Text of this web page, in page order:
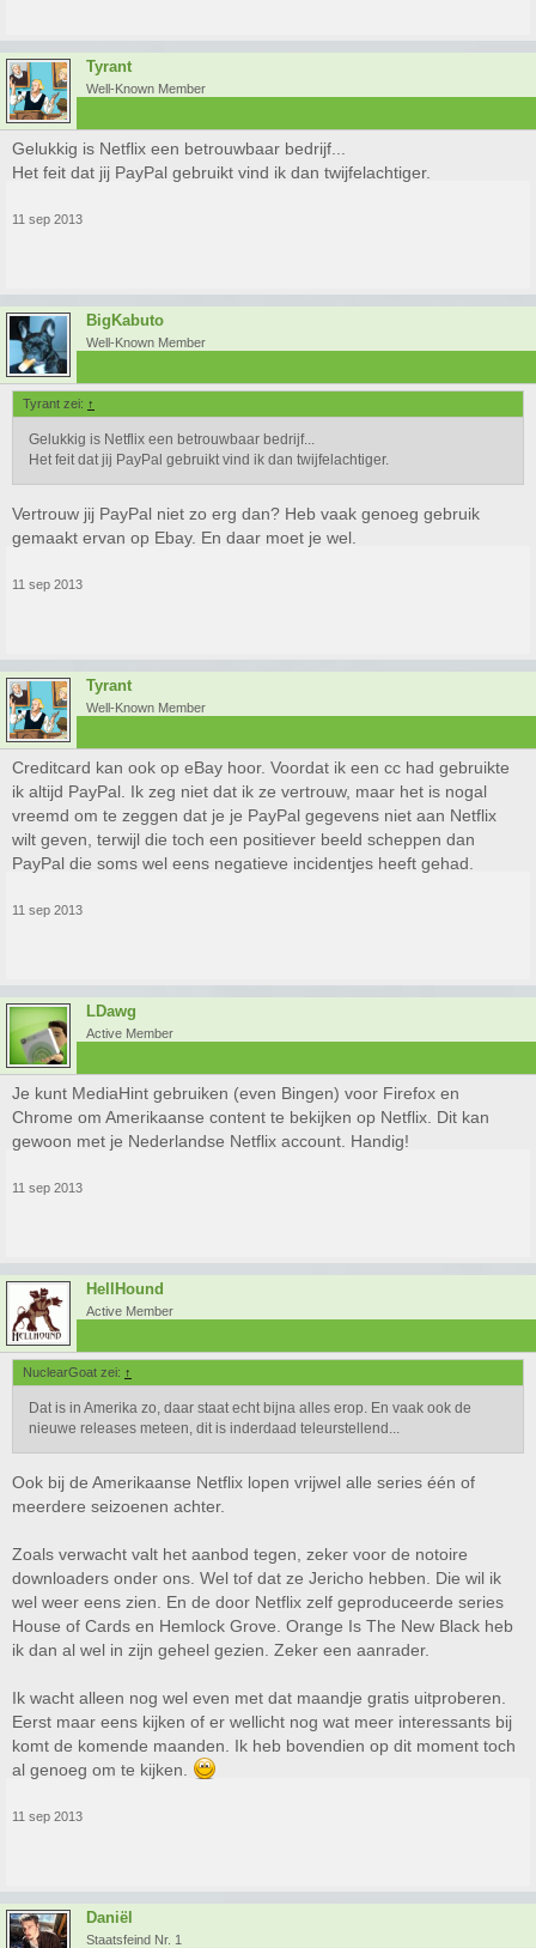
Tyrant
Well-Known Member
Gelukkig is Netflix een betrouwbaar bedrijf...
Het feit dat jij PayPal gebruikt vind ik dan twijfelachtiger.
11 sep 2013
BigKabuto
Well-Known Member
Tyrant zei: ↑
Gelukkig is Netflix een betrouwbaar bedrijf...
Het feit dat jij PayPal gebruikt vind ik dan twijfelachtiger.
Vertrouw jij PayPal niet zo erg dan? Heb vaak genoeg gebruik
gemaakt ervan op Ebay. En daar moet je wel.
11 sep 2013
Tyrant
Well-Known Member
Creditcard kan ook op eBay hoor. Voordat ik een cc had gebruikte
ik altijd PayPal. Ik zeg niet dat ik ze vertrouw, maar het is nogal
vreemd om te zeggen dat je je PayPal gegevens niet aan Netflix
wilt geven, terwijl die toch een positiever beeld scheppen dan
PayPal die soms wel eens negatieve incidentjes heeft gehad.
11 sep 2013
LDawg
Active Member
Je kunt MediaHint gebruiken (even Bingen) voor Firefox en
Chrome om Amerikaanse content te bekijken op Netflix. Dit kan
gewoon met je Nederlandse Netflix account. Handig!
11 sep 2013
HellHound
Active Member
NuclearGoat zei: ↑
Dat is in Amerika zo, daar staat echt bijna alles erop. En vaak ook de
nieuwe releases meteen, dit is inderdaad teleurstellend...
Ook bij de Amerikaanse Netflix lopen vrijwel alle series één of
meerdere seizoenen achter.
Zoals verwacht valt het aanbod tegen, zeker voor de notoire
downloaders onder ons. Wel tof dat ze Jericho hebben. Die wil ik
wel weer eens zien. En de door Netflix zelf geproduceerde series
House of Cards en Hemlock Grove. Orange Is The New Black heb
ik dan al wel in zijn geheel gezien. Zeker een aanrader.
Ik wacht alleen nog wel even met dat maandje gratis uitproberen.
Eerst maar eens kijken of er wellicht nog wat meer interessants bij
komt de komende maanden. Ik heb bovendien op dit moment toch
al genoeg om te kijken.
11 sep 2013
Daniël
Staatsfeind Nr. 1